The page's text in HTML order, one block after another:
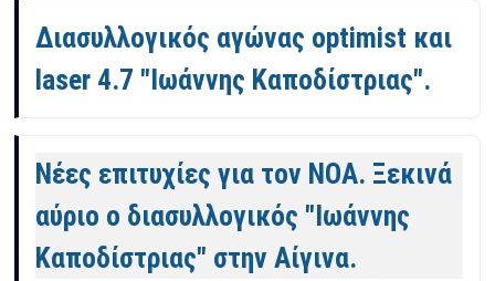
Διασυλλογικός αγώνας optimist και
laser 4.7 "Ιωάννης Καποδίστριας".
Νέες επιτυχίες για τον ΝΟΑ. Ξεκινά
αύριο ο διασυλλογικός "Ιωάννης
Καποδίστριας" στην Αίγινα.